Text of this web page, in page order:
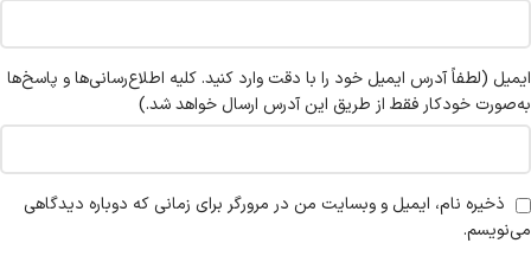
ایمیل (لطفاً آدرس ایمیل خود را با دقت وارد کنید. کلیه اطلاع‌رسانی‌ها و پاسخ‌ها
به‌صورت خودکار فقط از طریق این آدرس ارسال خواهد شد.)
ذخیره نام، ایمیل و وبسایت من در مرورگر برای زمانی که دوباره دیدگاهی
می‌نویسم.